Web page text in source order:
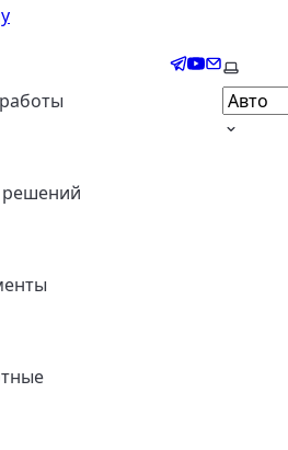
решений
Telegram
YouTube
Email